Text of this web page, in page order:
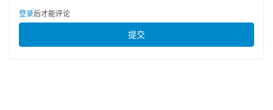
登录后才能评论
提交